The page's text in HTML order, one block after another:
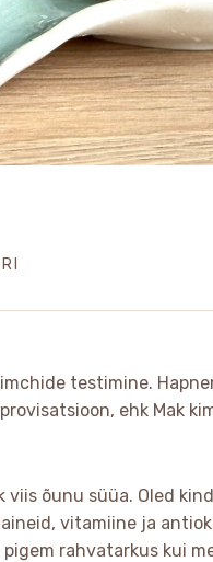
testimine.
ehk Mak
viis õunu süüa. Oled
vitamiine ja
pigem rahvatarkus kui